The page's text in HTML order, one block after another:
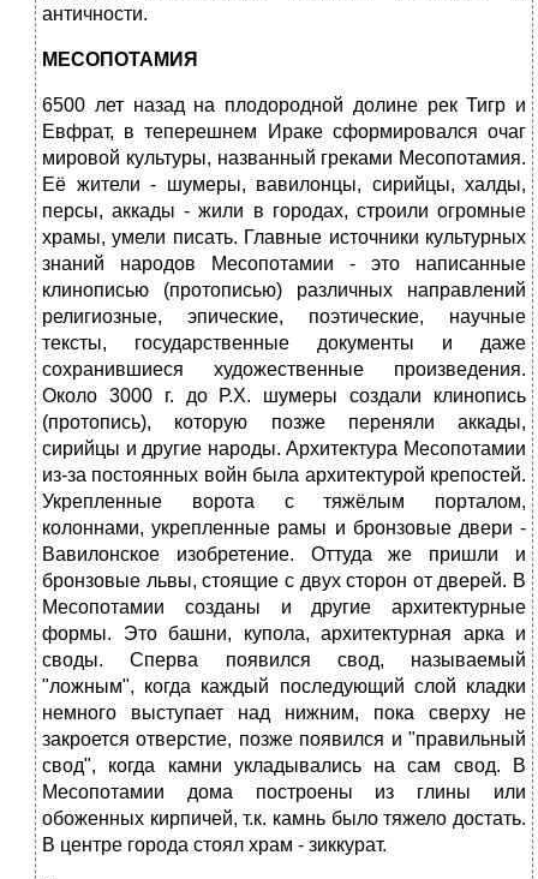
античности.
МЕСОПОТАМИЯ
6500 лет назад на плодородной долине рек Тигр и
Евфрат, в теперешнем Ираке сформировался очаг
мировой культуры, названный греками Месопотамия.
Её жители - шумеры, вавилонцы, сирийцы, халды,
персы, аккады - жили в городах, строили огромные
храмы, умели писать. Главные источники культурных
знаний народов Месопотамии - это написанные
клинописью (протописью) различных направлений
религиозные, эпические, поэтические, научные
тексты, государственные документы и даже
сохранившиеся художественные произведения.
Около 3000 г. до Р.Х. шумеры создали клинопись
(протопись), которую позже переняли аккады,
сирийцы и другие народы. Архитектура Месопотамии
из-за постоянных войн была архитектурой крепостей.
Укрепленные ворота с тяжёлым порталом,
колоннами, укрепленные рамы и бронзовые двери -
Вавилонское изобретение. Оттуда же пришли и
бронзовые львы, стоящие с двух сторон от дверей. В
Месопотамии созданы и другие архитектурные
формы. Это башни, купола, архитектурная арка и
своды. Сперва появился свод, называемый
"ложным", когда каждый последующий слой кладки
немного выступает над нижним, пока сверху не
закроется отверстие, позже появился и "правильный
свод", когда камни укладывались на сам свод. В
Месопотамии дома построены из глины или
обоженных кирпичей, т.к. камнь было тяжело достать.
В центре города стоял храм - зиккурат.